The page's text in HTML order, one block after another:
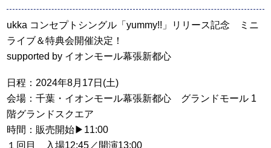
ukka コンセプトシングル「yummy!!」リリース記念 ミニ
ライブ＆特典会開催決定！
supported by イオンモール幕張新都心
日程：2024年8月17日(土)
会場：千葉・イオンモール幕張新都心 グランドモール 1
階グランドスクエア
時間：販売開始▶11:00
１回目 入場12:45／開演13:00